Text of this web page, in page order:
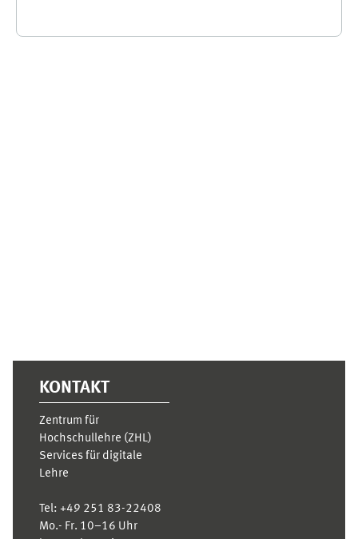
KONTAKT
Zentrum für
Hochschullehre (ZHL)
Services für digitale
Lehre
Tel: +49 251 83-22408
Mo.- Fr. 10–16 Uhr